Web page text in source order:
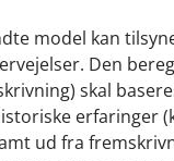
model kan
Den
skal
erfaringer
ud fra